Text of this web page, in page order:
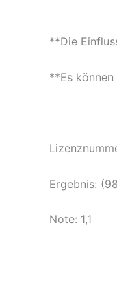
**Die
**Es
Ergebnis:
Note: 1,1